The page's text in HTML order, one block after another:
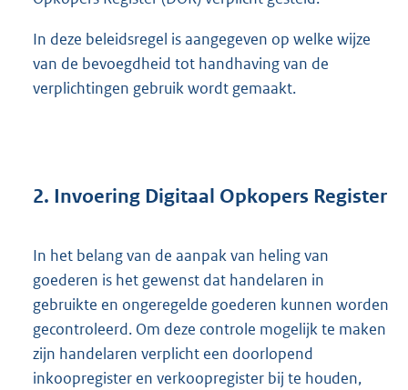
In deze beleidsregel is aangegeven op welke wijze
van de bevoegdheid tot handhaving van de
verplichtingen gebruik wordt gemaakt.
2. Invoering Digitaal Opkopers Register
In het belang van de aanpak van heling van
goederen is het gewenst dat handelaren in
gebruikte en ongeregelde goederen kunnen worden
gecontroleerd. Om deze controle mogelijk te maken
zijn handelaren verplicht een doorlopend
inkoopregister en verkoopregister bij te houden,